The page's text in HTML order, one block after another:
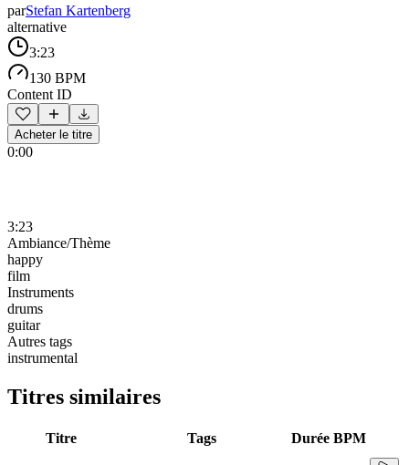
parStefan Kartenberg
alternative
3:23
130 BPM
Content ID
Acheter le titre
0:00
3:23
Ambiance/Thème
happy
film
Instruments
drums
guitar
Autres tags
instrumental
Titres similaires
Titre Tags Durée BPM